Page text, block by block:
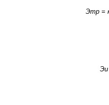
Этр =
Эи